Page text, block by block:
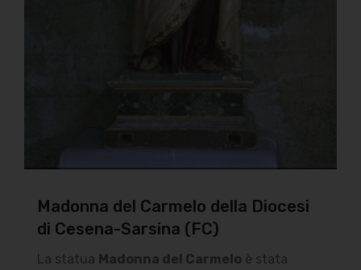
Madonna del Carmelo della Diocesi
di Cesena-Sarsina (FC)
La statua Madonna del Carmelo è stata